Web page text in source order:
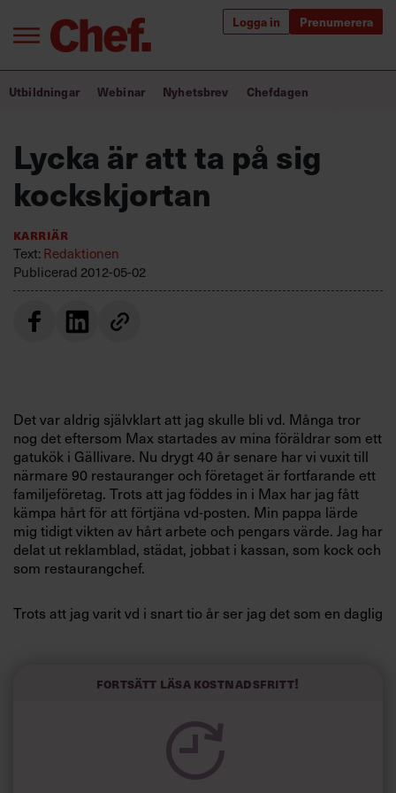
Logga in Prenumerera
Annonsera
Villkor och policy för
personuppgiftsbehandling
Sök
efter:
Bra ledare förändrar världen
Utbildning för ledare
Chefakademin+
Populära utbildningar
Utbildningar Webinar Nyhetsbrev Chefdagen
Lycka är att ta på sig
kockskjortan
Karriär
Text: Redaktionen
Publicerad 2012-05-02
Det var aldrig självklart att jag skulle bli vd. Många tror
nog det eftersom Max startades av mina föräldrar som ett
gatukök i Gällivare. Nu drygt 40 år senare har vi vuxit till
närmare 90 restauranger och företaget är fortfarande ett
familjeföretag. Trots att jag föddes in i Max har jag fått
kämpa hårt för att förtjäna vd-posten. Min pappa lärde
mig tidigt vikten av hårt arbete och pengars värde. Jag har
delat ut reklamblad, städat, jobbat i kassan, som kock och
som restaurangchef.
Trots att jag varit vd i snart tio år ser jag det som en daglig
verksamheten. Vanligtvis är jag ute på våra restauranger
en till två dagar i veckan. Det är där, i verkligheten, och i
samtal med medarbetarna som jag får störst inspiration.
Fortsätt läsa kostnadsfritt!